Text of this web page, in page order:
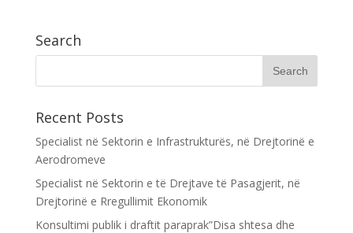
Search
Recent Posts
Specialist në Sektorin e Infrastrukturës, në Drejtorinë e
Aerodromeve
Specialist në Sektorin e të Drejtave të Pasagjerit, në
Drejtorinë e Rregullimit Ekonomik
Konsultimi publik i draftit paraprak”Disa shtesa dhe